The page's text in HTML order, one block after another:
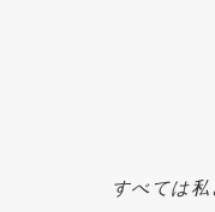
すべては